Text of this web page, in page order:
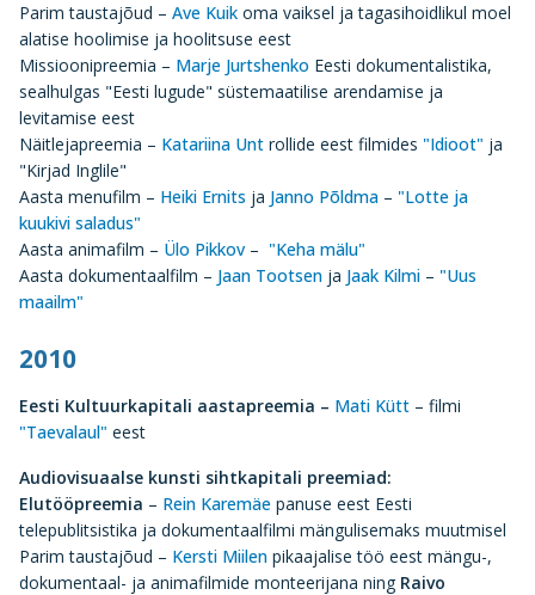
Parim taustajõud – Ave Kuik oma vaiksel ja tagasihoidlikul moel
alatise hoolimise ja hoolitsuse eest
Missioonipreemia – Marje Jurtshenko Eesti dokumentalistika,
sealhulgas "Eesti lugude" süstemaatilise arendamise ja
levitamise eest
Näitlejapreemia – Katariina Unt rollide eest filmides "Idioot" ja
"Kirjad Inglile"
Aasta menufilm – Heiki Ernits ja Janno Põldma – "Lotte ja
kuukivi saladus"
Aasta animafilm – Ülo Pikkov – "Keha mälu"
Aasta dokumentaalfilm – Jaan Tootsen ja Jaak Kilmi – "Uus
maailm"
2010
Eesti Kultuurkapitali aastapreemia – Mati Kütt – filmi
"Taevalaul" eest
Audiovisuaalse kunsti sihtkapitali preemiad:
Elutööpreemia – Rein Karemäe panuse eest Eesti
telepublitsistika ja dokumentaalfilmi mängulisemaks muutmisel
Parim taustajõud – Kersti Miilen pikaajalise töö eest mängu-,
dokumentaal- ja animafilmide monteerijana ning Raivo